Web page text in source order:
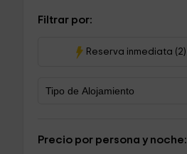
Filtrar por:
Reserva inmediata (2)
Precio por persona y noche: